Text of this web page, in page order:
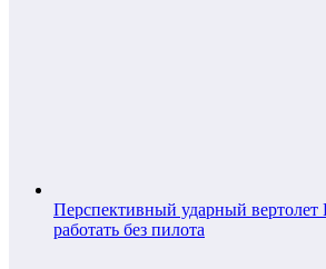
Перспективный ударный вертолет
работать без пилота